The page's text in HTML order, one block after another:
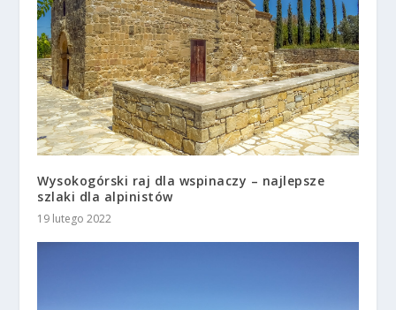
Wysokogórski raj dla wspinaczy – najlepsze
szlaki dla alpinistów
19 lutego 2022